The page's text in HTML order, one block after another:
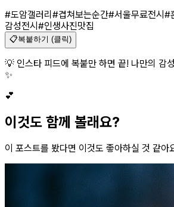
#도암갤러리 #겹쳐보는순간#서울무료전시 #
감성전시 #인생사진맛집
📋복붙하기 (클릭)
💡 인스타 피드에 복붙만 하면 끝! 나만의 감
✨
💕
이것도 함께 볼래요?
이 포스트를 봤다면 이것도 좋아하실 것 같아